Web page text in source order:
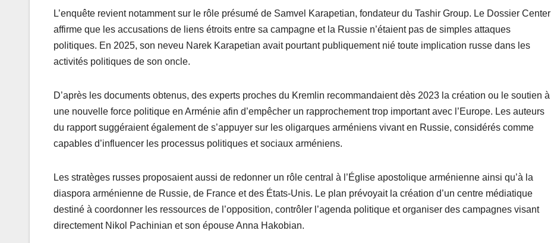
L’enquête revient notamment sur le rôle présumé de Samvel Karapetian, fondateur du Tashir Group. Le Dossier Center
affirme que les accusations de liens étroits entre sa campagne et la Russie n’étaient pas de simples attaques
politiques. En 2025, son neveu Narek Karapetian avait pourtant publiquement nié toute implication russe dans les
activités politiques de son oncle.
D’après les documents obtenus, des experts proches du Kremlin recommandaient dès 2023 la création ou le soutien à
une nouvelle force politique en Arménie afin d’empêcher un rapprochement trop important avec l’Europe. Les auteurs
du rapport suggéraient également de s’appuyer sur les oligarques arméniens vivant en Russie, considérés comme
capables d’influencer les processus politiques et sociaux arméniens.
Les stratèges russes proposaient aussi de redonner un rôle central à l’Église apostolique arménienne ainsi qu’à la
diaspora arménienne de Russie, de France et des États-Unis. Le plan prévoyait la création d’un centre médiatique
destiné à coordonner les ressources de l’opposition, contrôler l’agenda politique et organiser des campagnes visant
directement Nikol Pachinian et son épouse Anna Hakobian.